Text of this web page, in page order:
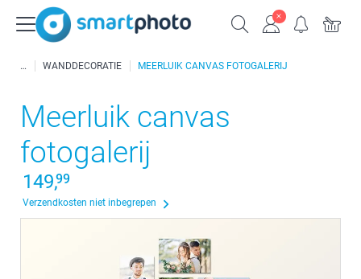
WANDDECORATIE MEERLUIK CANVAS FOTOGALERIJ
Meerluik canvas
fotogalerij
149,99
Verzendkosten niet inbegrepen